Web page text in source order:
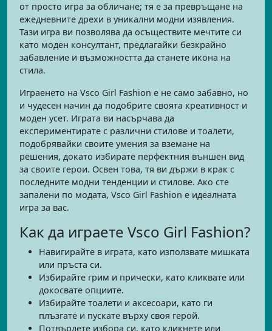
от просто игра за обличане; тя е за превръщане на
ежедневните дрехи в уникални модни изявления.
Тази игра ви позволява да осъществите мечтите си
като моден консултант, предлагайки безкрайно
забавление и възможността да станете икона на
стила.
Играенето на Vsco Girl Fashion е не само забавно, но
и чудесен начин да подобрите своята креативност и
моден усет. Играта ви насърчава да
експериментирате с различни стилове и тоалети,
подобрявайки своите умения за вземане на
решения, докато избирате перфектния външен вид
за своите герои. Освен това, тя ви държи в крак с
последните модни тенденции и стилове. Ако сте
запалени по модата, Vsco Girl Fashion е идеалната
игра за вас.
Как да играете Vsco Girl Fashion?
Навигирайте в играта, като използвате мишката
или пръста си.
Избирайте грим и прически, като кликвате или
докосвате опциите.
Избирайте тоалети и аксесоари, като ги
плъзгате и пускате върху своя герой.
Потвърдете избора си, като кликнете или